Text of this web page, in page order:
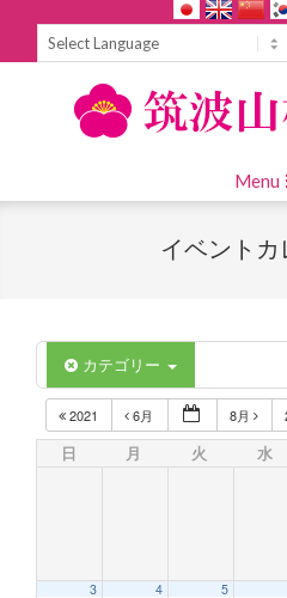
Navigation
Menu
イベント
カテゴリー
2021 6月 8月
日 月 火 水
3 4 5